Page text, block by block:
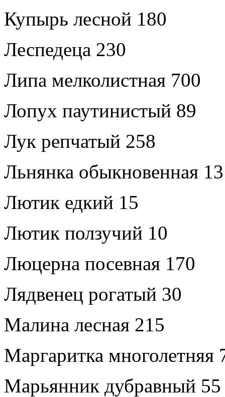
Купырь лесной 180
Леспедеца 230
Липа мелколистная 700
Лопух паутинистый 89
Лук репчатый 258
Льнянка обыкновенная
Лютик едкий 15
Лютик ползучий 10
Люцерна посевная 170
Лядвенец рогатый 30
Малина лесная 215
Маргаритка многолетняя
Марьянник дубравный 55